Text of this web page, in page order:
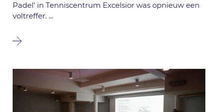
Padel’ in Tenniscentrum Excelsior was opnieuw een
voltreffer. ...